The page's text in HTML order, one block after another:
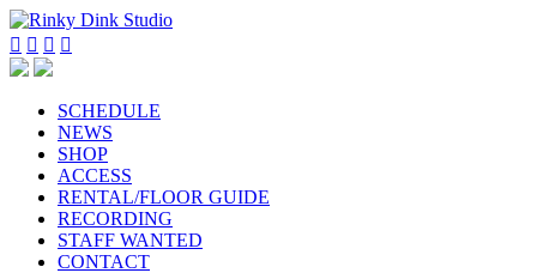
   
SCHEDULE
NEWS
SHOP
ACCESS
RENTAL/FLOOR GUIDE
RECORDING
STAFF WANTED
CONTACT